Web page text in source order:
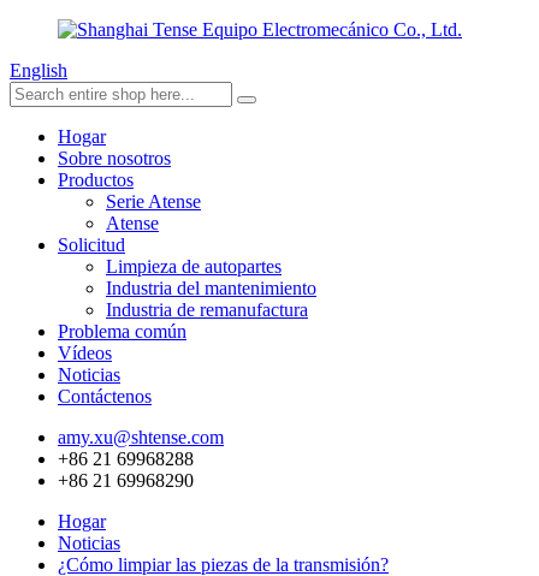
English
Hogar
Sobre nosotros
Productos
Serie Atense
Atense
Solicitud
Limpieza de autopartes
Industria del mantenimiento
Industria de remanufactura
Problema común
Vídeos
Noticias
Contáctenos
amy.xu@shtense.com
+86 21 69968288
+86 21 69968290
Hogar
Noticias
¿Cómo limpiar las piezas de la transmisión?